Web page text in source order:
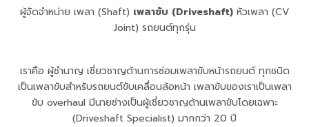
ผู้จัดจำหน่าย เพลา (Shaft) เพลาขับ (Driveshaft) หัวเพลา (CV
Joint) รถยนต์ทุกรุ่น
เราคือ ผู้ชำนาญ เชี่ยวชาญด้านการซ่อมเพลาขับหน้ารถยนต์ ทุกชนิด
เป็นเพลาขับสำหรับรถยนต์ขับเคลื่อนล้อหน้า เพลาขับของเราเป็นเพลา
ขับ overhaul มีนายช่างเป็นผู้เชี่ยวชาญด้านเพลาขับโดยเฉพาะ
(Driveshaft Specialist) มากกว่า 20 ปี